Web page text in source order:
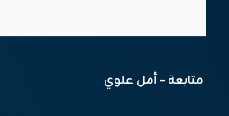
متابعة – أمل علوي